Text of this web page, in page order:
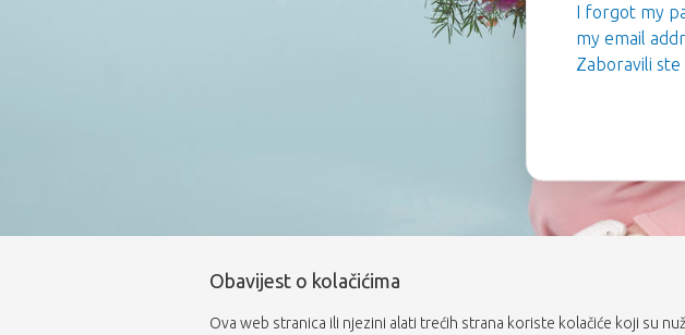
I forgot my
my email
Zaboravili ste
Obavijest o kolačićima
Ova web stranica ili njezini alati trećih strana koriste kolačiće koji su